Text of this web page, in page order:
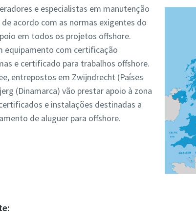
e especialistas em manutenção
acordo com as normas exigentes do
em todos os projetos offshore.
equipamento com certificação
e certificado para trabalhos offshore.
entrepostos em Zwijndrecht (Países
(Dinamarca) vão prestar apoio à zona
e instalações destinadas a
de aluguer para offshore.